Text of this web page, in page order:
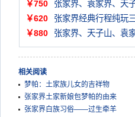
￥750
张家界、袁家界、天
￥620
张家界经典行程纯玩
￥880
张家界、天子山、袁
相关阅读
梦帕：土家族儿女的吉祥物
张家界土家新娘包梦帕的由来
张家界白族习俗——过生牵羊